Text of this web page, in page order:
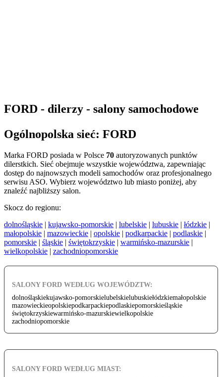
FORD - dilerzy - salony samochodowe
Ogólnopolska sieć: FORD
Marka FORD posiada w Polsce 70 autoryzowanych punktów
dilerstkich. Sieć obejmuje wszystkie województwa, zapewniając
dostęp do najnowszych modeli samochodów oraz profesjonalnego
serwisu ASO. Wybierz województwo lub miasto poniżej, aby
znaleźć najbliższy salon.
Skocz do regionu:
dolnośląskie | kujawsko-pomorskie | lubelskie | lubuskie | łódzkie |
małopolskie | mazowieckie | opolskie | podkarpackie | podlaskie |
pomorskie | śląskie | świętokrzyskie | warmińsko-mazurskie |
wielkopolskie | zachodniopomorskie
SALONY FORD WEDŁUG WOJEWÓDZTW:
dolnośląskiekujawsko-pomorskielubelskielubuskiełódzkiemałopolskie
mazowieckieopolskiepodkarpackiepodlaskiepomorskieśląskie
świętokrzyskiewarmińsko-mazurskiewielkopolskie
zachodniopomorskie
SALONY FORD WEDŁUG MIAST: